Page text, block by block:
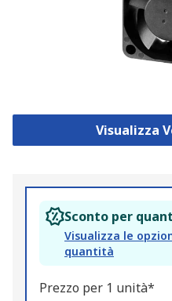
Visualizza
Sconto per
Visualizza le
quantità
Prezzo per 1 unità*